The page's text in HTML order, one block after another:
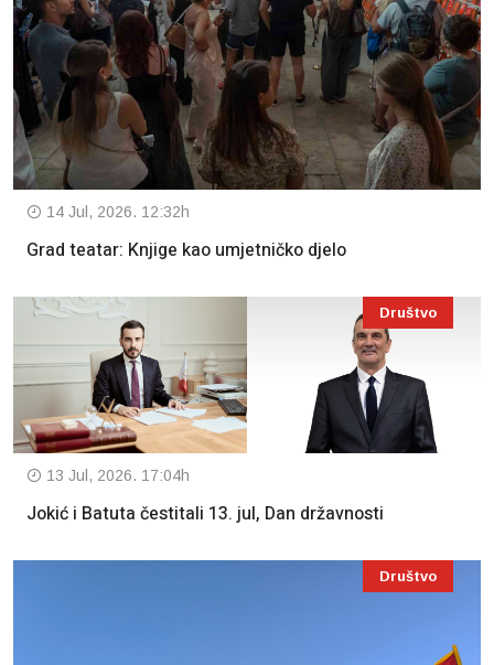
14 Jul, 2026. 12:32h
Grad teatar: Knjige kao umjetničko djelo
Društvo
13 Jul, 2026. 17:04h
Jokić i Batuta čestitali 13. jul, Dan državnosti
Društvo